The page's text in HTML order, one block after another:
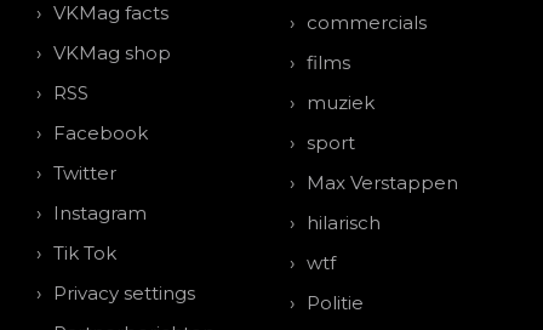
VKMag facts
VKMag shop
RSS
Facebook
Twitter
Instagram
Tik Tok
Privacy settings
commercials
films
muziek
sport
Max Verstappen
hilarisch
wtf
Politie